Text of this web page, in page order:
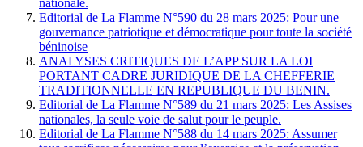
nationale.
Editorial de La Flamme N°590 du 28 mars 2025: Pour une
gouvernance patriotique et démocratique pour toute la société
béninoise
ANALYSES CRITIQUES DE L’APP SUR LA LOI
PORTANT CADRE JURIDIQUE DE LA CHEFFERIE
TRADITIONNELLE EN REPUBLIQUE DU BENIN.
Editorial de La Flamme N°589 du 21 mars 2025: Les Assises
nationales, la seule voie de salut pour le peuple.
Editorial de La Flamme N°588 du 14 mars 2025: Assumer